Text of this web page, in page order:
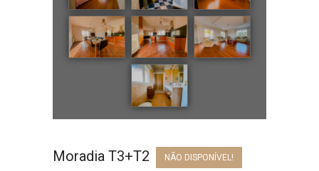
Moradia T3+T2 NÃO DISPONÍVEL!